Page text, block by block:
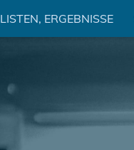
LISTEN, ERGEBNISSE